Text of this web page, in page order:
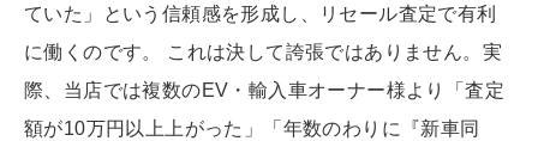
ていた」という信頼感を形成し、リセール査定で有利
に働くのです。 これは決して誇張ではありません。実
際、当店では複数のEV・輸入車オーナー様より「査定
額が10万円以上上がった」「年数のわりに『新車同